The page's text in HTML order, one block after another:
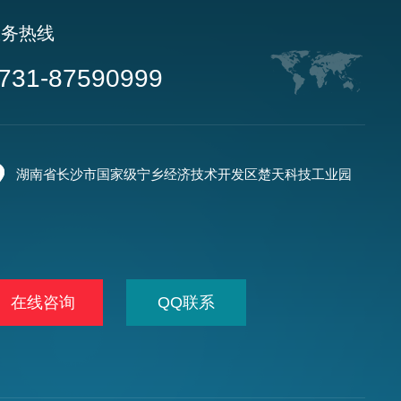
热线
87590999
湖南省长沙市国家级宁乡经济技术开发区楚天科技工业园
在线咨询 QQ联系